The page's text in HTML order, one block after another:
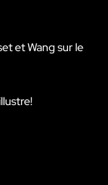
et Wang sur le